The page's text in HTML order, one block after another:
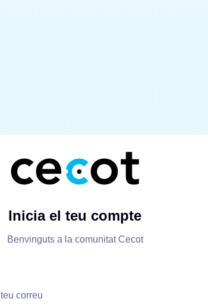
Inicia el teu compte
Benvinguts a la comunitat Cecot